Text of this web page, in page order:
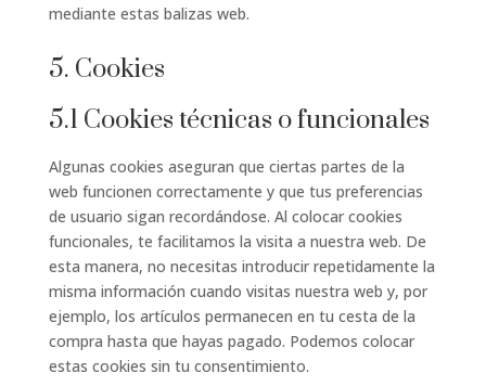
mediante estas balizas web.
5. Cookies
5.1 Cookies técnicas o funcionales
Algunas cookies aseguran que ciertas partes de la
web funcionen correctamente y que tus preferencias
de usuario sigan recordándose. Al colocar cookies
funcionales, te facilitamos la visita a nuestra web. De
esta manera, no necesitas introducir repetidamente la
misma información cuando visitas nuestra web y, por
ejemplo, los artículos permanecen en tu cesta de la
compra hasta que hayas pagado. Podemos colocar
estas cookies sin tu consentimiento.